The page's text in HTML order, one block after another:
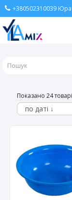
+380502310039 Юра
Показано 24